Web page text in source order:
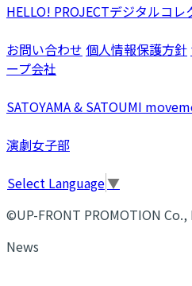
HELLO! PROJECTデジタルコレ
お問い合わせ 個人情報保護方針
ープ会社
SATOYAMA & SATOUMI
演劇女子部
Select Language▼
©UP-FRONT PROMOTION
News